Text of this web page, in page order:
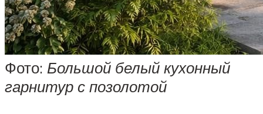
Фото: Большой белый кухонный
гарнитур с позолотой